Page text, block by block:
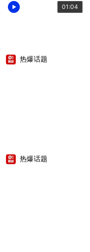
01:04
热爆话题
热爆话题